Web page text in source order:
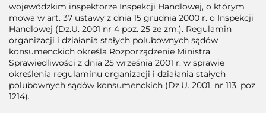
wojewódzkim inspektorze Inspekcji Handlowej, o którym
mowa w art. 37 ustawy z dnia 15 grudnia 2000 r. o Inspekcji
Handlowej (Dz.U. 2001 nr 4 poz. 25 ze zm.). Regulamin
organizacji i działania stałych polubownych sądów
konsumenckich określa Rozporządzenie Ministra
Sprawiedliwości z dnia 25 września 2001 r. w sprawie
określenia regulaminu organizacji i działania stałych
polubownych sądów konsumenckich (Dz.U. 2001, nr 113, poz.
1214).